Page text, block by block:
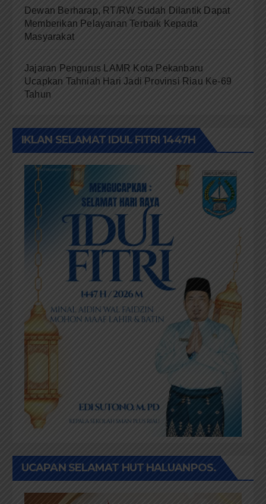
Dewan Berharap, RT/RW Sudah Dilantik Dapat
Memberikan Pelayanan Terbaik Kepada
Masyarakat
Jajaran Pengurus LAMR Kota Pekanbaru
Ucapkan Tahniah Hari Jadi Provinsi Riau Ke-69
Tahun
IKLAN SELAMAT IDUL FITRI 1447H
UCAPAN SELAMAT HUT HALUANPOS.